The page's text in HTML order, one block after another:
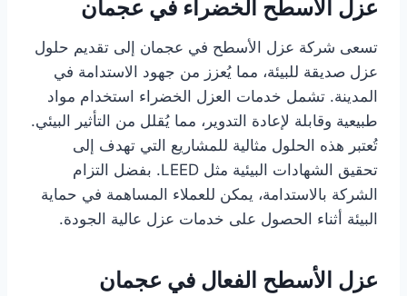
عزل الأسطح الخضراء في عجمان
تسعى شركة عزل الأسطح في عجمان إلى تقديم حلول
عزل صديقة للبيئة، مما يُعزز من جهود الاستدامة في
المدينة. تشمل خدمات العزل الخضراء استخدام مواد
طبيعية وقابلة لإعادة التدوير، مما يُقلل من التأثير البيئي.
تُعتبر هذه الحلول مثالية للمشاريع التي تهدف إلى
تحقيق الشهادات البيئية مثل LEED. بفضل التزام
الشركة بالاستدامة، يمكن للعملاء المساهمة في حماية
البيئة أثناء الحصول على خدمات عزل عالية الجودة.
عزل الأسطح الفعال في عجمان